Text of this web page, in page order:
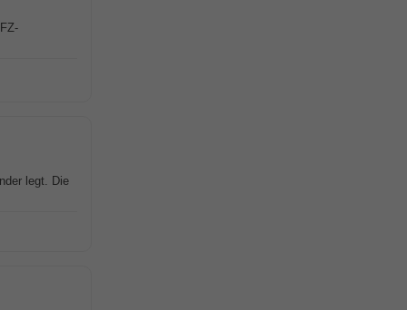
legt. Die